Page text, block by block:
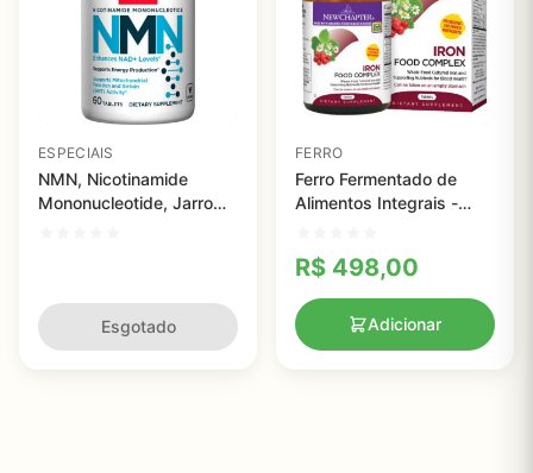
ESPECIAIS
NMN, Nicotinamide
Mononucleotide, Jarrow
Esgotado
FERRO
Ferro Fermentado de
Alimentos Integrais -
R$ 498,00
Adicionar